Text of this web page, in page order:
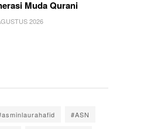
Muda Qurani
2026
#ASN